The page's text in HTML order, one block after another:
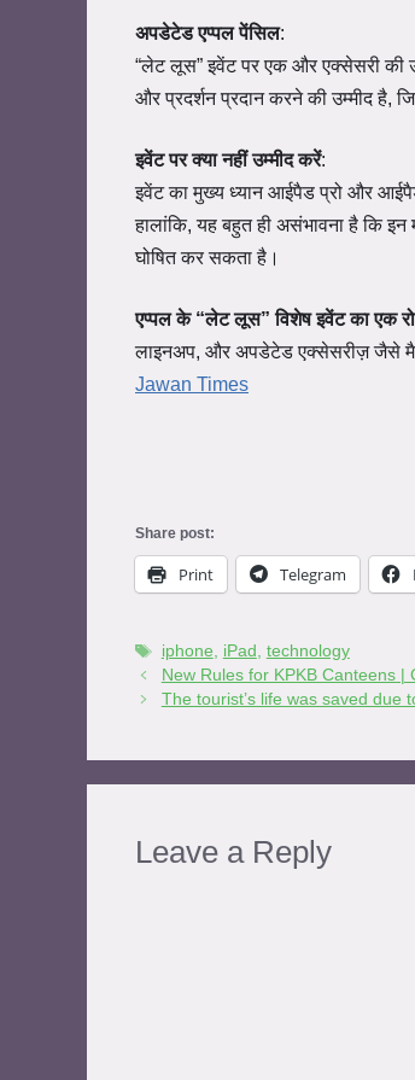
अपडेटेड एप्पल पेंसिल:
“लेट लूस” इवेंट पर एक और एक्सेसरी की
और प्रदर्शन प्रदान करने की उम्मीद
इवेंट पर क्या नहीं उम्मीद करें:
इवेंट का मुख्य ध्यान आईपैड प्रो और
हालांकि, यह बहुत ही असंभावना है कि
घोषित कर सकता है।
एप्पल के “लेट लूस” विशेष इवेंट का एक
लाइनअप, और अपडेटेड एक्सेसरीज़ जैसे
Jawan Times
Share post:
Print Telegram
iphone, iPad , technology
New Rules for KPKB Canteens |
The tourist’s life was saved due
Leave a Reply